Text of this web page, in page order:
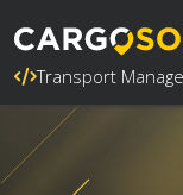
Transport